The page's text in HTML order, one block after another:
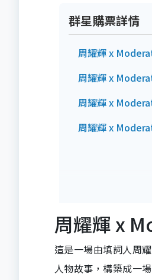
群星購票詳情
周耀輝 x
周耀輝 x
周耀輝 x
周耀輝 x
周耀輝 x
這是一場由填詞人周
人物故事，構築成一